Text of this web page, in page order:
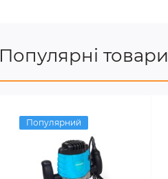
Популярні товари
Популярний